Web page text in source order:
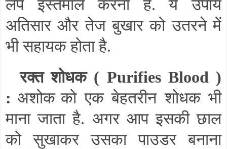
लेप इस्तेमाल करना है. ये उपाय
अतिसार और तेज बुखार को उतरने में
भी सहायक होता है.
रक्त शोधक ( Purifies Blood )
: अशोक को एक बेहतरीन शोधक भी
माना जाता है. अगर आप इसकी छाल
को सुखाकर उसका पाउडर बनाना